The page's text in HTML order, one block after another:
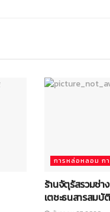
การหล่อหลอม กา
ร้านจัตุรัสรวมช่า
เตชะธนสารสมบัติ